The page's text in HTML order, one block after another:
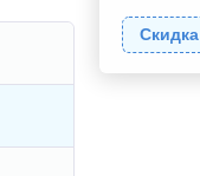
Скидка